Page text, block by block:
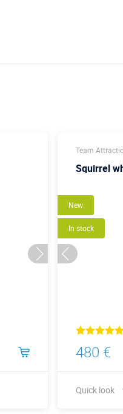
Team
Squirrel
New
In stock
480 €
Quick look